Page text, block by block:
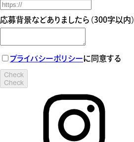
応募背景などありましたら（300字以内）
プライバシーポリシーに同意する
Check
Check